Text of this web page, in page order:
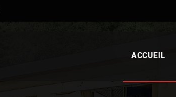
ACCUEIL